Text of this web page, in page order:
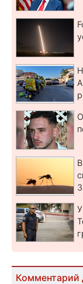
Комментарий